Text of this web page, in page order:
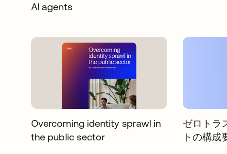
AI agents
Overcoming identity sprawl in
the public sector
ゼロトラ
トの構成